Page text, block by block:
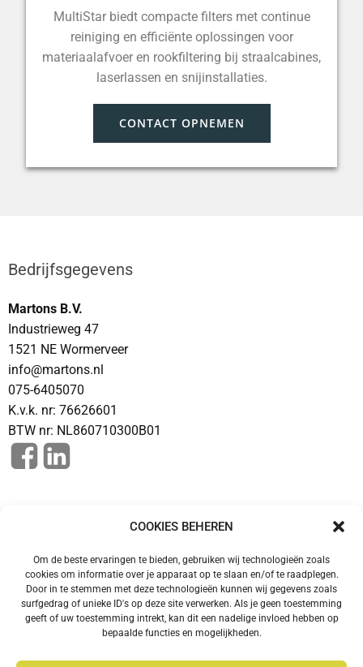
COOKIES BEHEREN
Om de beste ervaringen te bieden, gebruiken wij technologieën zoals
cookies om informatie over je apparaat op te slaan en/of te raadplegen.
Door in te stemmen met deze technologieën kunnen wij gegevens zoals
surfgedrag of unieke ID's op deze site verwerken. Als je geen toestemming
geeft of uw toestemming intrekt, kan dit een nadelige invloed hebben op
bepaalde functies en mogelijkheden.
MultiStar biedt compacte filters met continue
reiniging en efficiënte oplossingen voor
materiaalafvoer en rookfiltering bij straalcabines,
laserlassen en snijinstallaties.
CONTACT OPNEMEN
Bedrijfsgegevens
Martons B.V.
Industrieweg 47
1521 NE Wormerveer
info@martons.nl
075-6405070
K.v.k. nr: 76626601
BTW nr: NL860710300B01
Algemene voorwaarden
Privacy beleid
VacuPower
Klantenservice